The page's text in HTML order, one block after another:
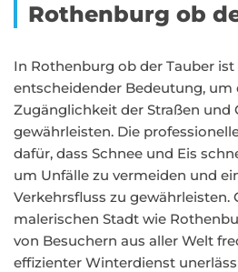
Rothenburg ob
In Rothenburg ob der Tauber
entscheidender Bedeutung, um
Zugänglichkeit der Straßen und
gewährleisten. Die
dafür, dass Schnee und Eis
um Unfälle zu vermeiden und
Verkehrsfluss zu gewährleisten.
malerischen Stadt wie
von Besuchern aus aller Welt
effizienter Winterdienst